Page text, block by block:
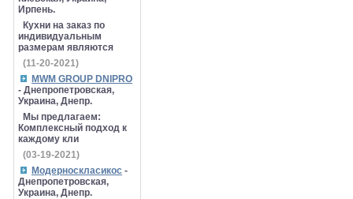
Ирпень.
Кухни на заказ по
индивидуальным
размерам являются
(11-20-2021)
MWM GROUP DNIPRO
- Днепропетровская,
Украина, Днепр.
Мы предлагаем:
Комплексный подход к
каждому кли
(03-19-2021)
Модерноскласикос -
Днепропетровская,
Украина, Днепр.